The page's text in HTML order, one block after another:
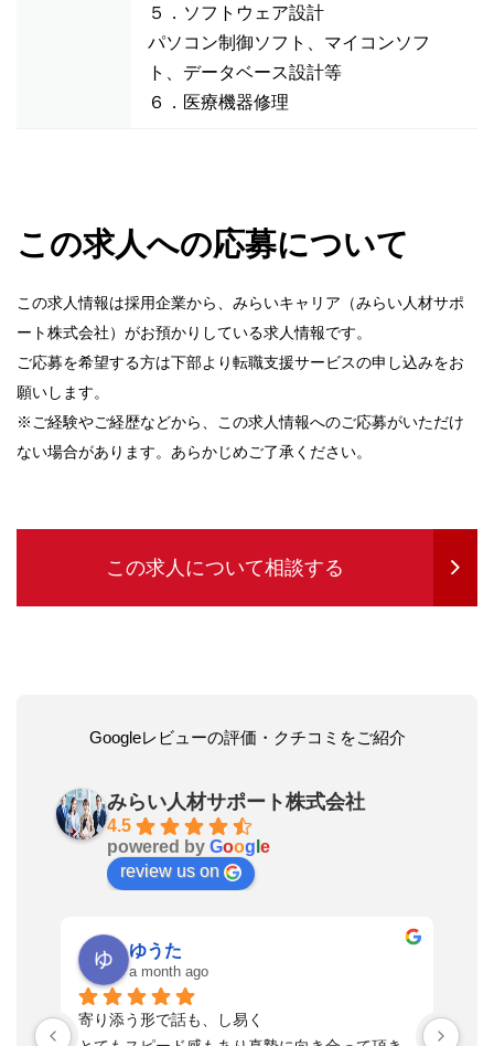
５．ソフトウェア設計
パソコン制御ソフト、マイコンソフ
ト、データベース設計等
６．医療機器修理
この求人への応募について
この求人情報は採用企業から、みらいキャリア（みらい人材サポ
ート株式会社）がお預かりしている求人情報です。
ご応募を希望する方は下部より転職支援サービスの申し込みをお
願いします。
※ご経験やご経歴などから、この求人情報へのご応募がいただけ
ない場合があります。あらかじめご了承ください。
この求人について相談する
Googleレビューの評価・クチコミをご紹介
みらい人材サポート株式会社
4.5
powered by Goog e
review us on
ゆうた
a month ago
寄り添う形で話も、し易く